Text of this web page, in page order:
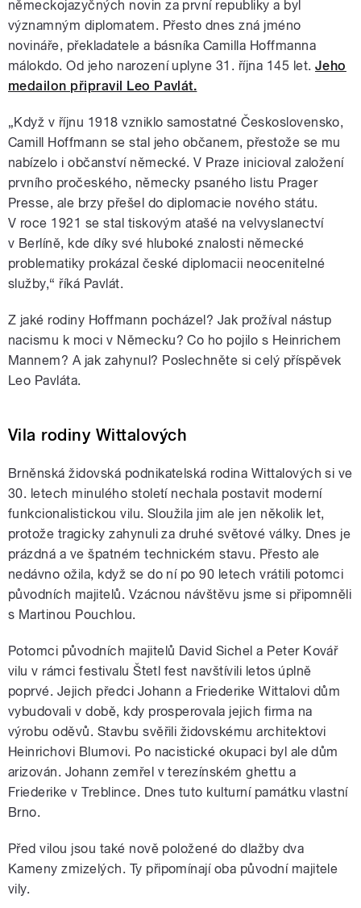
německojazyčných novin za první republiky a byl
významným diplomatem. Přesto dnes zná jméno
novináře, překladatele a básníka Camilla Hoffmanna
málokdo. Od jeho narození uplyne 31. října 145 let. Jeho
medailon připravil Leo Pavlát.
„Když v říjnu 1918 vzniklo samostatné Československo,
Camill Hoffmann se stal jeho občanem, přestože se mu
nabízelo i občanství německé. V Praze inicioval založení
prvního pročeského, německy psaného listu Prager
Presse, ale brzy přešel do diplomacie nového státu.
V roce 1921 se stal tiskovým atašé na velvyslanectví
v Berlíně, kde díky své hluboké znalosti německé
problematiky prokázal české diplomacii neocenitelné
služby,“ říká Pavlát.
Z jaké rodiny Hoffmann pocházel? Jak prožíval nástup
nacismu k moci v Německu? Co ho pojilo s Heinrichem
Mannem? A jak zahynul? Poslechněte si celý příspěvek
Leo Pavláta.
Vila rodiny Wittalových
Brněnská židovská podnikatelská rodina Wittalových si ve
30. letech minulého století nechala postavit moderní
funkcionalistickou vilu. Sloužila jim ale jen několik let,
protože tragicky zahynuli za druhé světové války. Dnes je
prázdná a ve špatném technickém stavu. Přesto ale
nedávno ožila, když se do ní po 90 letech vrátili potomci
původních majitelů. Vzácnou návštěvu jsme si připomněli
s Martinou Pouchlou.
Potomci původních majitelů David Sichel a Peter Kovář
vilu v rámci festivalu Štetl fest navštívili letos úplně
poprvé. Jejich předci Johann a Friederike Wittalovi dům
vybudovali v době, kdy prosperovala jejich firma na
výrobu oděvů. Stavbu svěřili židovskému architektovi
Heinrichovi Blumovi. Po nacistické okupaci byl ale dům
arizován. Johann zemřel v terezínském ghettu a
Friederike v Treblince. Dnes tuto kulturní památku vlastní
Brno.
Před vilou jsou také nově položené do dlažby dva
Kameny zmizelých. Ty připomínají oba původní majitele
vily.